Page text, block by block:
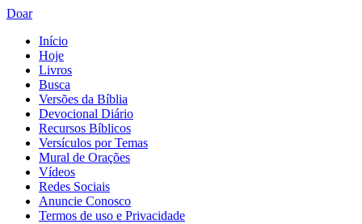
Doar
Início
Hoje
Livros
Busca
Versões da Bíblia
Devocional Diário
Recursos Bíblicos
Versículos por Temas
Mural de Orações
Vídeos
Redes Sociais
Anuncie Conosco
Termos de uso e Privacidade